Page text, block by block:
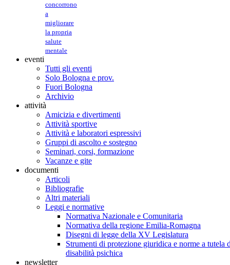
concorrono
a
migliorare
la propria
salute
mentale
eventi
Tutti gli eventi
Solo Bologna e prov.
Fuori Bologna
Archivio
attività
Amicizia e divertimenti
Attività sportive
Attività e laboratori espressivi
Gruppi di ascolto e sostegno
Seminari, corsi, formazione
Vacanze e gite
documenti
Articoli
Bibliografie
Altri materiali
Leggi e normative
Normativa Nazionale e Comunitaria
Normativa della regione Emilia-Romagna
Disegni di legge della XV Legislatura
Strumenti di protezione giuridica e norme a tutela
disabilità psichica
newsletter